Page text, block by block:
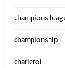
champions
championship
charleroi